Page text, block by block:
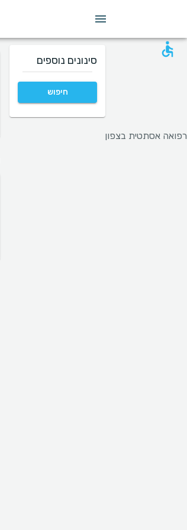
רפואה אסתטית בצפון
סינונים נוספים
חיפוש